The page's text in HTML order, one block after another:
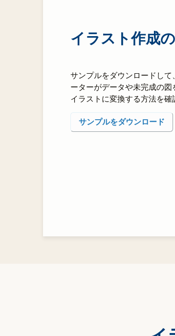
イラスト作成
サンプルをダウンロードして
ーターがデータや未完成の
イラストに変換する方法を確
サンプルをダウンロード